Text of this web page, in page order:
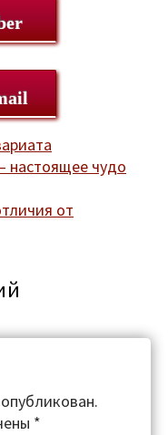
настоящее чудо
от
*